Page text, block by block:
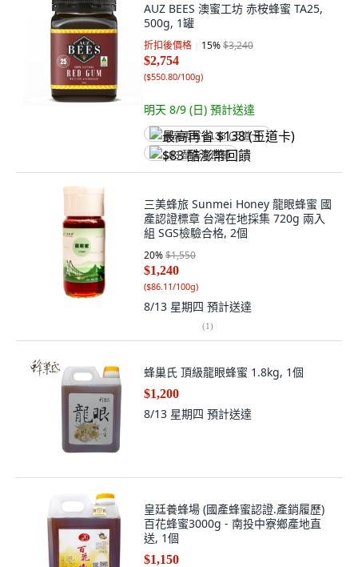
AUZ BEES 澳蜜工坊 赤桉蜂蜜 TA25,
500g, 1罐
折扣後價格 15%$3,240
$2,754
($550.80/100g)
明天 8/9 (日) 預計送達
最高再省 $138 (王道卡)
$83 酷澎幣回饋
三美蜂旅 Sunmei Honey 龍眼蜂蜜 國
產認證標章 台灣在地採集 720g 兩入
組 SGS檢驗合格, 2個
20%$1,550
$1,240
($86.11/100g)
8/13 星期四 預計送達
(1)
蜂巢氏 頂級龍眼蜂蜜 1.8kg, 1個
$1,200
8/13 星期四 預計送達
皇廷養蜂場 (國產蜂蜜認證.產銷履歷)
百花蜂蜜3000g - 南投中寮鄉產地直
送, 1個
$1,150